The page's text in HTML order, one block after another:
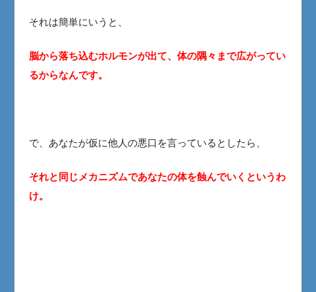
それは簡単にいうと、
脳から落ち込むホルモンが出て、体の隅々まで広がってい
るからなんです。
で、あなたが仮に他人の悪口を言っているとしたら、
それと同じメカニズムであなたの体を蝕んでいくというわ
け。